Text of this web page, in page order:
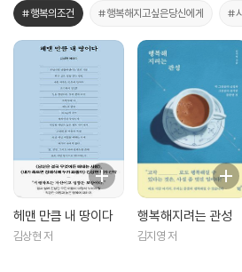
#행복의조건 #행복해지고싶은당신에게 #
헤맨 만큼 내 땅이다
김상현 저
행복해지려는 관성
김지영 저